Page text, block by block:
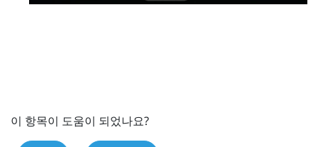
이 항목이 도움이 되었나요?